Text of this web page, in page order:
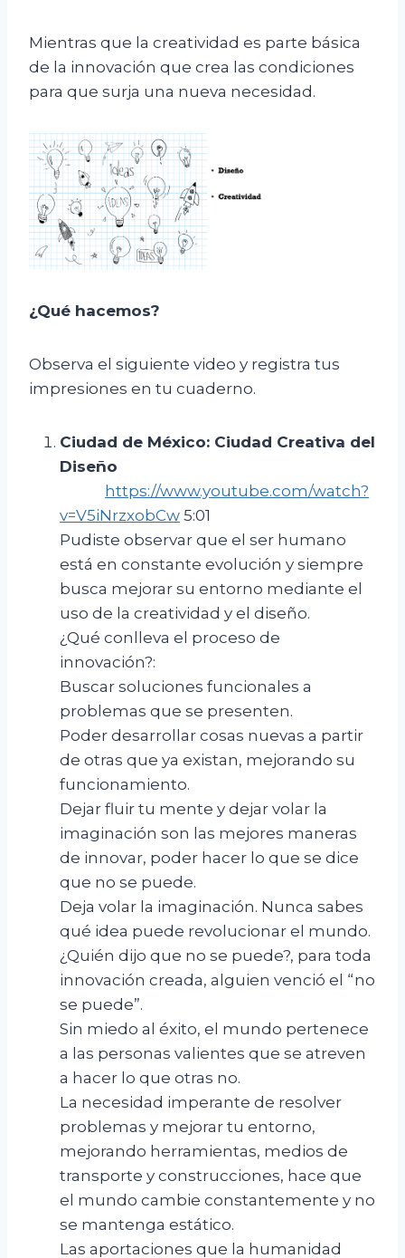
Mientras que la creatividad es parte básica
de la innovación que crea las condiciones
para que surja una nueva necesidad.
¿Qué hacemos?
Observa el siguiente video y registra tus
impresiones en tu cuaderno.
Ciudad de México: Ciudad Creativa del
Diseño
https://www.youtube.com/watch?
v=V5iNrzxobCw 5:01
Pudiste observar que el ser humano
está en constante evolución y siempre
busca mejorar su entorno mediante el
uso de la creatividad y el diseño.
¿Qué conlleva el proceso de
innovación?:
Buscar soluciones funcionales a
problemas que se presenten.
Poder desarrollar cosas nuevas a partir
de otras que ya existan, mejorando su
funcionamiento.
Dejar fluir tu mente y dejar volar la
imaginación son las mejores maneras
de innovar, poder hacer lo que se dice
que no se puede.
Deja volar la imaginación. Nunca sabes
qué idea puede revolucionar el mundo.
¿Quién dijo que no se puede?, para toda
innovación creada, alguien venció el “no
se puede”.
Sin miedo al éxito, el mundo pertenece
a las personas valientes que se atreven
a hacer lo que otras no.
La necesidad imperante de resolver
problemas y mejorar tu entorno,
mejorando herramientas, medios de
transporte y construcciones, hace que
el mundo cambie constantemente y no
se mantenga estático.
Las aportaciones que la humanidad